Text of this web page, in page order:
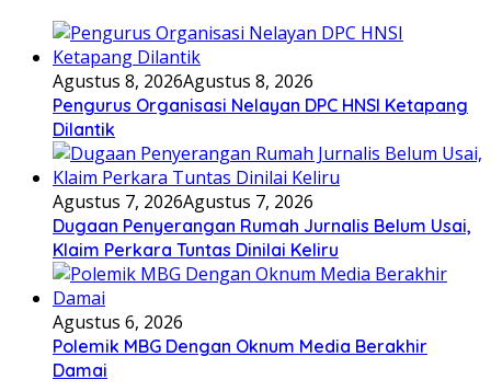
Agustus 8, 2026Agustus 8, 2026
Pengurus Organisasi Nelayan DPC HNSI Ketapang
Dilantik
Agustus 7, 2026Agustus 7, 2026
Dugaan Penyerangan Rumah Jurnalis Belum Usai,
Klaim Perkara Tuntas Dinilai Keliru
Agustus 6, 2026
Polemik MBG Dengan Oknum Media Berakhir
Damai